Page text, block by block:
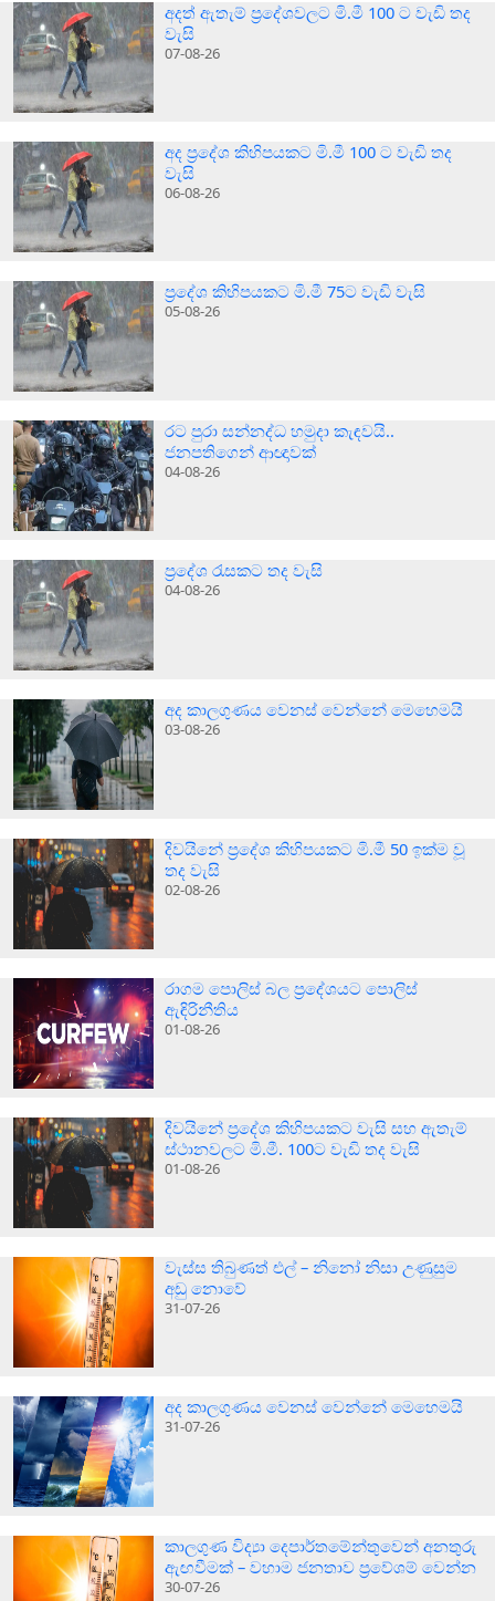
අදත් ඇතැම් ප්‍රදේශවලට මි.මී 100 ට වැඩි තද
වැසි
07-08-26
අද ප්‍රදේශ කිහිපයකට මි.මී 100 ට වැඩි තද
වැසි
06-08-26
ප්‍රදේශ කිහිපයකට මි.මී 75ට වැඩි වැසි
05-08-26
රට පුරා සන්නද්ධ හමුදා කැඳවයි..
ජනපතිගෙන් ආඥාවක්
04-08-26
ප්‍රදේශ රැසකට තද වැසි
04-08-26
අද කාලගුණය වෙනස් වෙන්නේ මෙහෙමයි
03-08-26
දිවයිනේ ප්‍රදේශ කිහිපයකට මි.මී 50 ඉක්ම වූ
තද වැසි
02-08-26
රාගම පොලිස් බල ප්‍රදේශයට පොලිස්
ඇඳිරිනීතිය
01-08-26
දිවයිනේ ප්‍රදේශ කිහිපයකට වැසි සහ ඇතැම්
ස්ථානවලට මි.මී. 100ට වැඩි තද වැසි
01-08-26
වැස්ස තිබුණත් එල් – නිනෝ නිසා උණුසුම
අඩු නොවේ
31-07-26
අද කාලගුණය වෙනස් වෙන්නේ මෙහෙමයි
31-07-26
කාලගුණ විද්‍යා දෙපාර්තමේන්තුවෙන් අනතුරු
ඇඟවීමක් – වහාම ජනතාව ප්‍රවේශම් වෙන්න
30-07-26